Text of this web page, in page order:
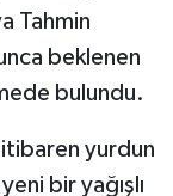
Tahmin
beklenen
bulundu.
yurdun
bir yağışlı